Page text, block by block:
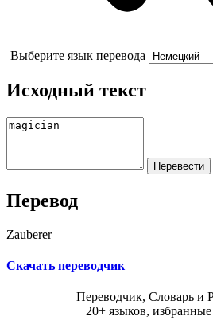
Выберите язык перевода
Исходный текст
Перевод
Zauberer
Скачать переводчик
Переводчик, Словарь и
20+ языков,